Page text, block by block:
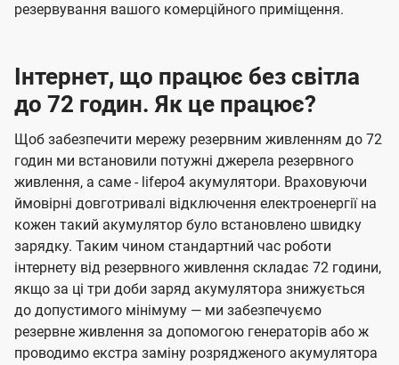
резервування вашого комерційного приміщення.
Інтернет, що працює без світла
до 72 годин. Як це працює?
Щоб забезпечити мережу резервним живленням до 72
годин ми встановили потужні джерела резервного
живлення, а саме - lifepo4 акумулятори. Враховуючи
ймовірні довготривалі відключення електроенергії на
кожен такий акумулятор було встановлено швидку
зарядку. Таким чином стандартний час роботи
інтернету від резервного живлення складає 72 години,
якщо за ці три доби заряд акумулятора знижується
до допустимого мінімуму — ми забезпечуємо
резервне живлення за допомогою генераторів або ж
проводимо екстра заміну розрядженого акумулятора